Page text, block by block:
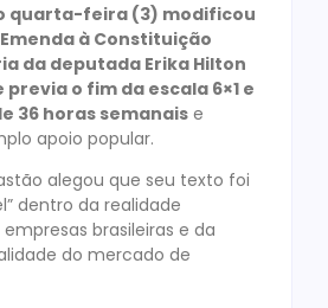
quarta-feira (3) modificou
à Constituição
da deputada Erika Hilton
previa o fim da escala 6×1 e
36 horas semanais e
apoio popular.
alegou que seu texto foi
dentro da realidade
brasileiras e da
do mercado de